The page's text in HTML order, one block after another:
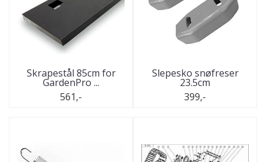
Skrapestål 85cm for
GardenPro ...
561,-
Slepesko snøfreser
23.5cm
399,-